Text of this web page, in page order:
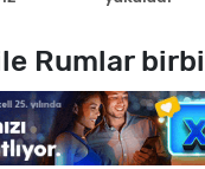
Rumlar